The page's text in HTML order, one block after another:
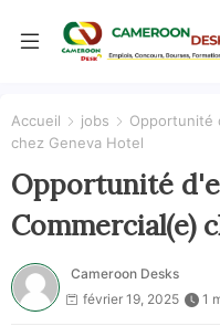
Accueil jobs
Opportunité
chez Geneva Hotel
Opportunité
Commercial(e)
Cameroon Desks
février 19, 2025
1